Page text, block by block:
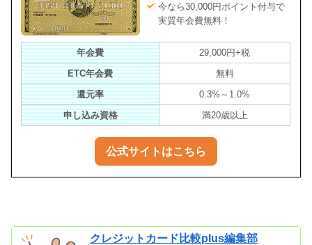
今なら30,000円ポイント付与で
実質年会費無料！
年会費
29,000円+税
ETC年会費
無料
還元率
0.3%～1.0%
申し込み資格
満20歳以上
公式サイトはこちら
クレジットカード比較plus編集部